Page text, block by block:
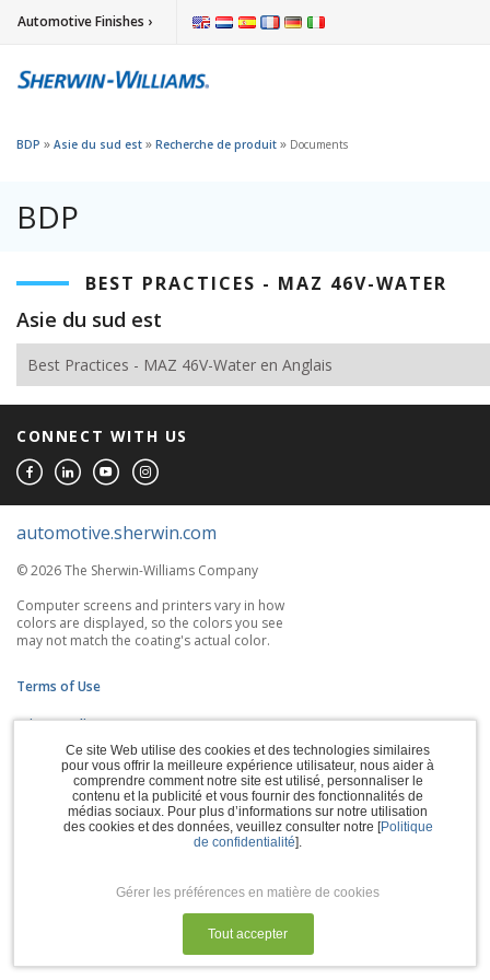
Automotive Finishes ›
BDP » Asie du sud est » Recherche de produit » Documents
BDP
BEST PRACTICES - MAZ 46V-WATER
Asie du sud est
Best Practices - MAZ 46V-Water en Anglais
CONNECT WITH US
automotive.sherwin.com
© 2026 The Sherwin-Williams Company
Computer screens and printers vary in how
colors are displayed, so the colors you see
may not match the coating's actual color.
Terms of Use
Privacy Policy
Accessibility Statement
CA Supply Chains Act
Ce site Web utilise des cookies et des technologies similaires
pour vous offrir la meilleure expérience utilisateur, nous aider à
comprendre comment notre site est utilisé, personnaliser le
contenu et la publicité et vous fournir des fonctionnalités de
médias sociaux. Pour plus d’informations sur notre utilisation
des cookies et des données, veuillez consulter notre [Politique
de confidentialité].
Gérer les préférences en matière de cookies
Tout accepter